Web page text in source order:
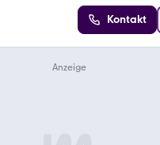
Kontakt